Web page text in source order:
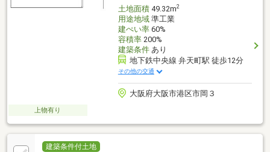
土地面積49.32m2
用途地域準工業
建ぺい率60%
容積率200%
建築条件あり
地下鉄中央線 弁天町駅 徒歩12分
その他の交通
大阪府大阪市港区市岡３
上物有り
建築条件付土地